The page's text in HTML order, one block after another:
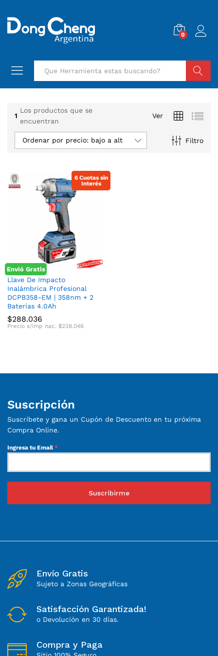
0
1
Los productos que se
encuentran
Ver
Filtro
Ordenar por precio: bajo a alto
6 Cuotas sin
Interés
Envió Gratis
Llave De Impacto
Inalámbrica Profesional
DCPB358-EM | 358nm + 2
Baterías 4.0Ah
$288.036
Precio s/imp nac. $238.046
Suscripción
Suscríbete y gana un Cupón de Descuento en tu próxima
Compra Online.
Ingresa tu Email *
Suscribirme
Envío Gratis
Sujeto a Zonas Geográficas
Satisfacción Garantizada!
o Devolución en 30 días.
Compra y Paga